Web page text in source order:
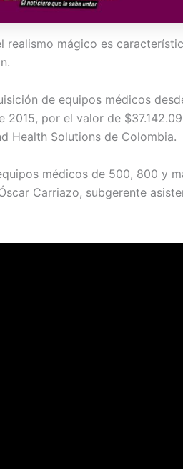
realismo mágico es
de equipos médicos
por el valor de
Health Solutions de Colombia.
médicos de 500, 800 y
Carriazo, subgerente